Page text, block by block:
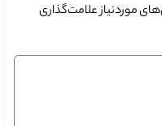
موردنیاز علامت‌گذاری